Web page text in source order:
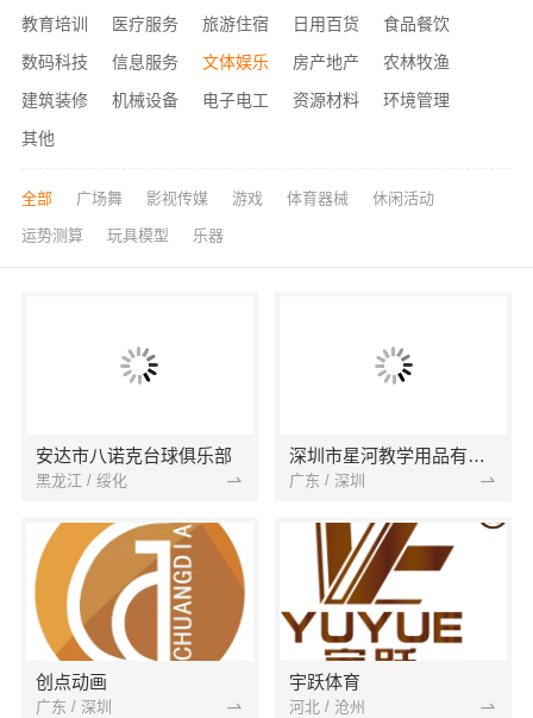
教育培训
医疗服务 旅游住宿 日用百货
食品餐饮
数码科技
信息服务 文体娱乐 房产地产
农林牧渔
建筑装修
机械设备 电子电工 资源材料
环境管理
其他
全部 广场舞 影视传媒 游戏 体育器械 休闲活动
运势测算 玩具模型 乐器
安达市八诺克台球俱乐部
黑龙江 / 绥化
深圳市星河教学用品有限公司
广东 / 深圳
创点动画
广东 / 深圳
宇跃体育
河北 / 沧州